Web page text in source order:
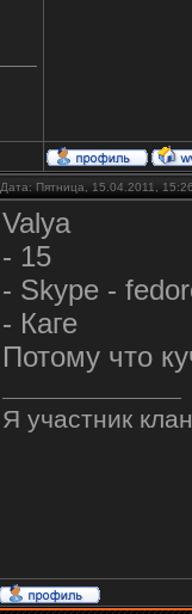
Дата: Пятница, 15.04.2011,
Valya
- 15
- Skype -
- Каге
Потому что
Я участник